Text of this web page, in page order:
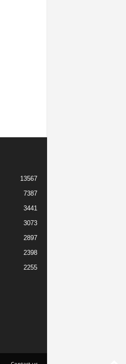
13567
7387
3441
3073
2897
2398
2255